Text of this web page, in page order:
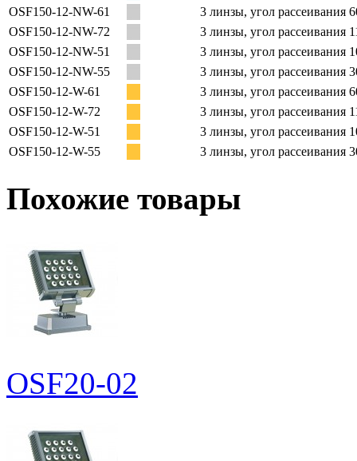
OSF150-12-NW-61
3 линзы, угол рассеивания
OSF150-12-NW-72
3 линзы, угол рассеивания
OSF150-12-NW-51
3 линзы, угол рассеивания
OSF150-12-NW-55
3 линзы, угол рассеивания
OSF150-12-W-61
3 линзы, угол рассеивания
OSF150-12-W-72
3 линзы, угол рассеивания
OSF150-12-W-51
3 линзы, угол рассеивания
OSF150-12-W-55
3 линзы, угол рассеивания
Похожие товары
OSF20-02